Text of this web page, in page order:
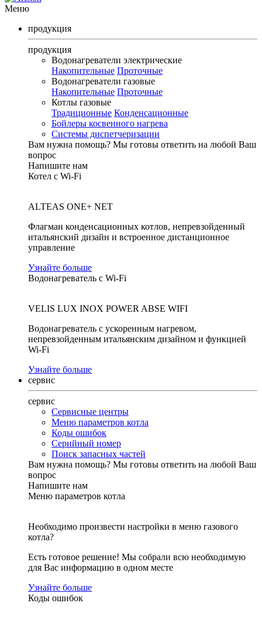
Меню
продукция
продукция
Водонагреватели электрические
Накопительные Проточные
Водонагреватели газовые
Накопительные Проточные
Котлы газовые
Традиционные Конденсационные
Бойлеры косвенного нагрева
Системы диспетчеризации
Вам нужна помощь? Мы готовы ответить на любой Ваш
вопрос
Напишите нам
Котел с Wi-Fi
ALTEAS ONE+ NET
Флагман конденсационных котлов, непревзойденный
итальянский дизайн и встроенное дистанционное
управление
Узнайте больше
Водонагреватель с Wi-Fi
VELIS LUX INOX POWER ABSE WIFI
Водонагреватель с ускоренным нагревом,
непревзойденным итальянским дизайном и функцией
Wi-Fi
Узнайте больше
сервис
сервис
Сервисные центры
Меню параметров котла
Коды ошибок
Серийный номер
Поиск запасных частей
Вам нужна помощь? Мы готовы ответить на любой Ваш
вопрос
Напишите нам
Меню параметров котла
Необходимо произвести настройки в меню газового
котла?
Есть готовое решение! Мы собрали всю необходимую
для Вас информацию в одном месте
Узнайте больше
Коды ошибок